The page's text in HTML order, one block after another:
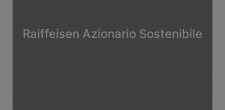
Raiffeisen Azionario Sostenibile